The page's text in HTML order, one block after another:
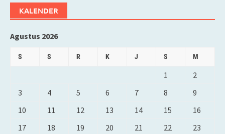
KALENDER
Agustus 2026
S S R K J S M
1
2
3
4 5 6 7 8
9
10
11 12 13 14 15
16
17
18 19 20 21 22
23